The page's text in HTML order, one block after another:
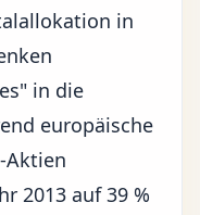
in
in die
europäische
Aktien
2013 auf 39 %